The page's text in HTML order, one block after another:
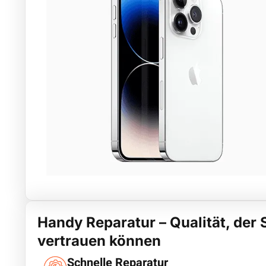
Handy Reparatur – Qualität, der
vertrauen können